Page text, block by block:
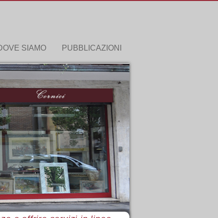
SIAMO PUBBLICAZIONI